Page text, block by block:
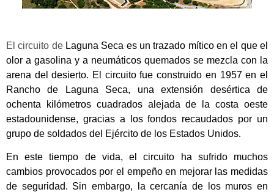
El circuito de Laguna Seca es un trazado mítico en el que el
olor a gasolina y a neumáticos quemados se mezcla con la
arena del desierto. El circuito fue construido en 1957 en el
Rancho de Laguna Seca, una extensión desértica de
ochenta kilómetros cuadrados alejada de la costa oeste
estadounidense, gracias a los fondos recaudados por un
grupo de soldados del Ejército de los Estados Unidos.
En este tiempo de vida, el circuito ha sufrido muchos
cambios provocados por el empeño en mejorar las medidas
de seguridad. Sin embargo, la cercanía de los muros en